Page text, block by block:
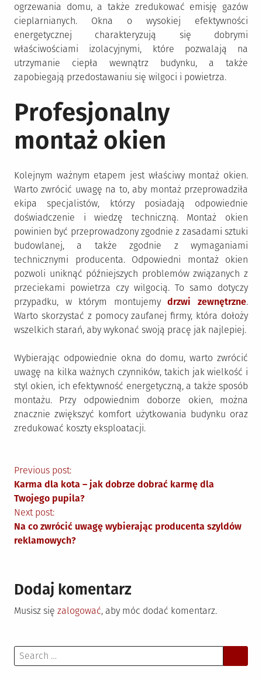
ogrzewania domu, a także zredukować emisję gazów
cieplarnianych. Okna o wysokiej efektywności
energetycznej charakteryzują się dobrymi
właściwościami izolacyjnymi, które pozwalają na
utrzymanie ciepła wewnątrz budynku, a także
zapobiegają przedostawaniu się wilgoci i powietrza.
Profesjonalny
montaż okien
Kolejnym ważnym etapem jest właściwy montaż okien.
Warto zwrócić uwagę na to, aby montaż przeprowadziła
ekipa specjalistów, którzy posiadają odpowiednie
doświadczenie i wiedzę techniczną. Montaż okien
powinien być przeprowadzony zgodnie z zasadami sztuki
budowlanej, a także zgodnie z wymaganiami
technicznymi producenta. Odpowiedni montaż okien
pozwoli uniknąć późniejszych problemów związanych z
przeciekami powietrza czy wilgocią. To samo dotyczy
przypadku, w którym montujemydrzwi zewnętrzne.
Warto skorzystać z pomocy zaufanej firmy, która dołoży
wszelkich starań, aby wykonać swoją pracę jak najlepiej.
Wybierając odpowiednie okna do domu, warto zwrócić
uwagę na kilka ważnych czynników, takich jak wielkość i
styl okien, ich efektywność energetyczną, a także sposób
montażu. Przy odpowiednim doborze okien, można
znacznie zwiększyć komfort użytkowania budynku oraz
zredukować koszty eksploatacji.
Nawigacja
wpisu
Previous post:
Karma dla kota – jak dobrze dobrać karmę dla
Twojego pupila?
Next post:
Na co zwrócić uwagę wybierając producenta szyldów
reklamowych?
Dodaj komentarz
Musisz się zalogować, aby móc dodać komentarz.
Search
for: